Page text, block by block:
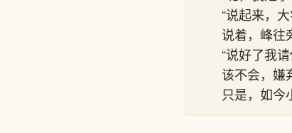
“说起来，
说着，峰往
“说好了我
该不会，嫌
只是，如今